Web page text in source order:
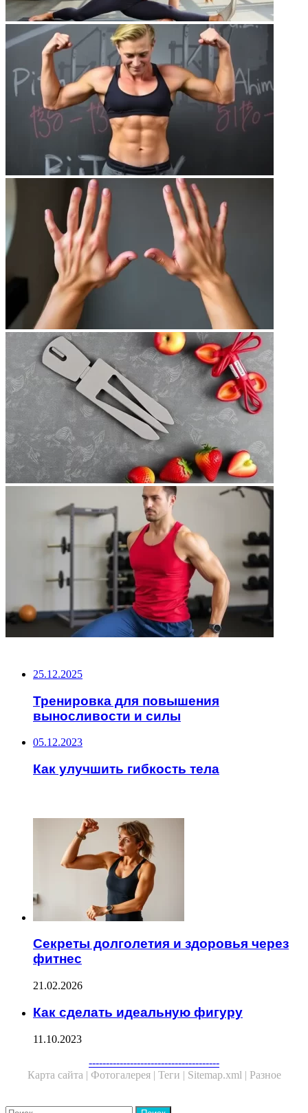
25.12.2025
Тренировка для повышения
выносливости и силы
05.12.2023
Как улучшить гибкость тела
Секреты долголетия и здоровья через
фитнес
21.02.2026
Как сделать идеальную фигуру
11.10.2023
--------------------------------------
Карта сайта | Фотогалерея | Теги | Sitemap.xml | Разное